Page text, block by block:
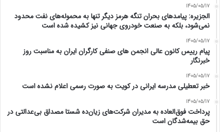
1405/05/17
الجزیره: پیامدهای بحران تنگه هرمز دیگر تنها به محموله‌های نفت محدود
نمی‌شود، بلکه به صنعت خودروی جهانی نیز کشیده شده است
1405/05/17
پیام رییس کانون عالی انجمن های صنفی کارگران ایران به مناسبت روز
خبرنگار
1405/05/17
خبر تعطیلی مدرسه ایرانی در کویت به صورت رسمی اعلام نشده است
1405/05/17
پرداخت فوق‌العاده به مدیران شرکت‌های زیان‌ده شستا مصداق بی‌عدالتی در
حق بیمه‌شدگان است